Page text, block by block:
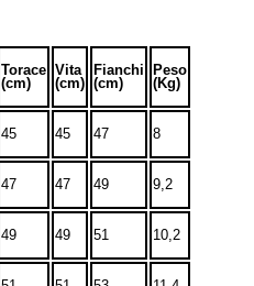
Torace
(cm)
Vita
(cm)
Fianchi
(cm)
Peso
(Kg)
45 45 47 8
47 47 49 9,2
49 49 51 10,2